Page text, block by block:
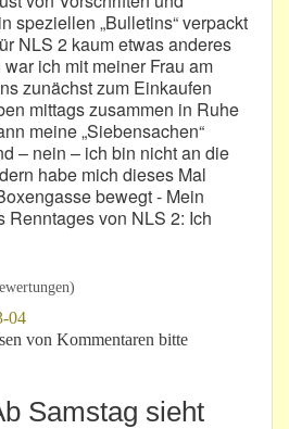
speziellen „Bulletins“ verpackt
NLS 2 kaum etwas anderes
ich mit meiner Frau am
zunächst zum Einkaufen
mittags zusammen in Ruhe
meine „Siebensachen“
– nein – ich bin nicht an die
habe mich dieses Mal
bewegt - Mein
Renntages von NLS 2: Ich
04
bei der alten, blondierten VLN-
von Kommentaren bitte
Samstag sieht